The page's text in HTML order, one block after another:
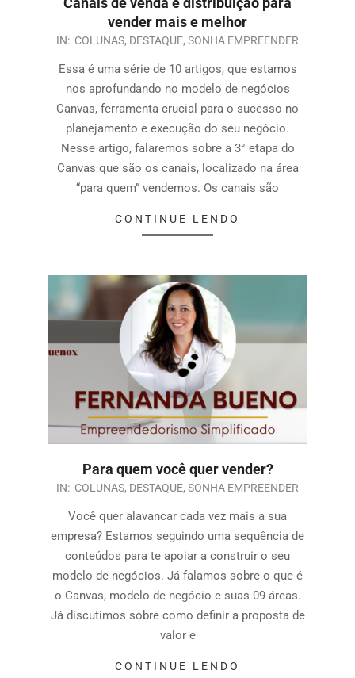
vender mais e melhor
IN: COLUNAS, DESTAQUE, SONHA EMPREENDER
Essa é uma série de 10 artigos, que estamos
nos aprofundando no modelo de negócios
Canvas, ferramenta crucial para o sucesso no
planejamento e execução do seu negócio.
Nesse artigo, falaremos sobre a 3° etapa do
Canvas que são os canais, localizado na área
“para quem” vendemos. Os canais são
CONTINUE LENDO
Para quem você quer vender?
IN: COLUNAS, DESTAQUE, SONHA EMPREENDER
Você quer alavancar cada vez mais a sua
empresa? Estamos seguindo uma sequência de
conteúdos para te apoiar a construir o seu
modelo de negócios. Já falamos sobre o que é
o Canvas, modelo de negócio e suas 09 áreas.
Já discutimos sobre como definir a proposta de
valor e
CONTINUE LENDO